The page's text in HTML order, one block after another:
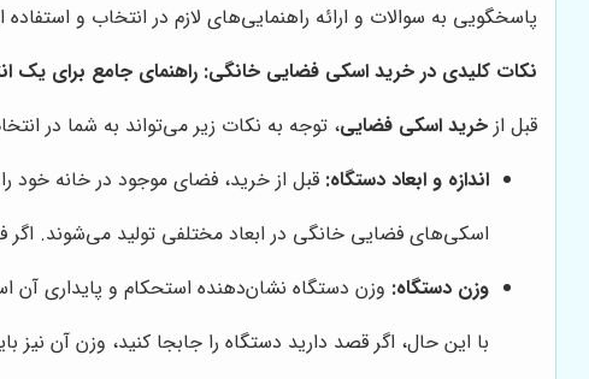
پاسخگویی به سوالات و ارائه راهنمایی‌های لازم در انتخاب و
نکات کلیدی در خرید اسکی فضایی خانگی: راهنمای جامع برای یک
قبل از خرید اسکی فضایی، توجه به نکات زیر می‌تواند به شما در
اندازه و ابعاد دستگاه: قبل از خرید، فضای موجود در خانه خود
اسکی‌های فضایی خانگی در ابعاد مختلفی تولید می‌شوند.
وزن دستگاه: وزن دستگاه نشان‌دهنده استحکام و پایداری آن
با این حال، اگر قصد دارید دستگاه را جابجا کنید، وزن آن نیز